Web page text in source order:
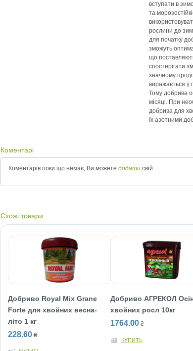
вступати в
та
рослини до
для початку
зможуть
що
спостерігати
значному
виражається у
Тому добрива
місяці. При
добрива для
їх азотними
Коментарі
Коментарів поки що немає, Ви можете додати свій.
Схожі товари
Добриво Royal Mix Grane
Forte для хвойних весна-
літо 1 кг
228.60 ₴
Добриво АГРЕКОЛ
хвойних росл 10кг
1764.00 ₴
КУПИТЬ